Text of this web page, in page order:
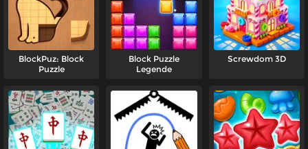
BlockPuz: Block
Puzzle
Block Puzzle
Legende
Screwdom 3D